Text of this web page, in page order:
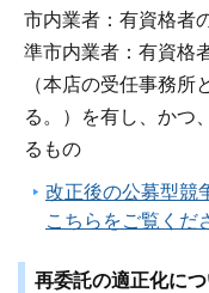
市内業者：有資格者
準市内業者：有資格
（本店の受任事務所
る。）を有し、かつ
るもの
改正後の公募型競
こちらをご覧くだ
再委託の適正化に